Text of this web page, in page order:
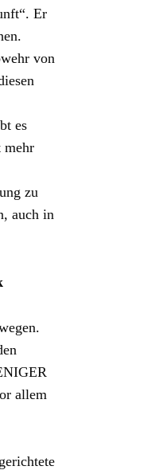
Er
von
es
mehr
zu
auch in
allem